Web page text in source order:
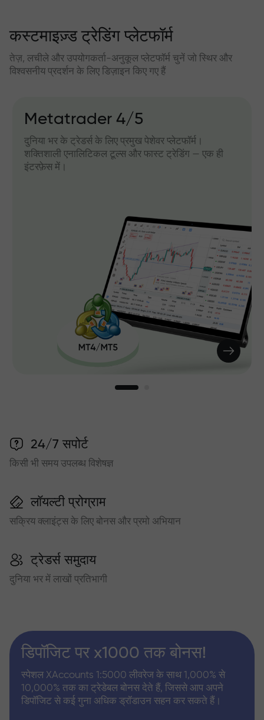
कस्टमाइज़्ड ट्रेडिंग प्लेटफॉर्म
तेज़, लचीले और उपयोगकर्ता-अनुकूल प्लेटफॉर्म चुनें जो स्थिर और
विश्वसनीय प्रदर्शन के लिए डिज़ाइन किए गए हैं
Metatrader 4/5
दुनिया भर के ट्रेडर्स के लिए प्रमुख पेशेवर प्लेटफॉर्म।
शक्तिशाली एनालिटिकल टूल्स और फास्ट ट्रेडिंग — एक ही
इंटरफ़ेस में।
24/7 सपोर्ट
किसी भी समय उपलब्ध विशेषज्ञ
लॉयल्टी प्रोग्राम
सक्रिय क्लाइंट्स के लिए बोनस और प्रमो अभियान
ट्रेडर्स समुदाय
दुनिया भर में लाखों प्रतिभागी
डिपॉजिट पर x1000 तक बोनस!
स्पेशल XAccounts 1:5000 लीवरेज के साथ 1,000% से
10,000% तक का ट्रेडेबल बोनस देते हैं, जिससे आप अपने
डिपॉजिट से कई गुना अधिक ड्रॉडाउन सहन कर सकते हैं।